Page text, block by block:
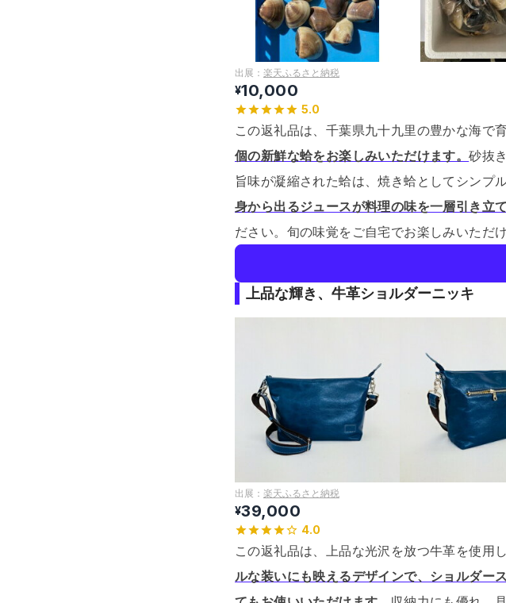
出展： 楽天ふるさと納税
¥10,000
5.0
この返礼品は、千葉県九十九里の豊かな海で
個の新鮮な蛤をお楽しみいただけます。砂抜
旨味が凝縮された蛤は、焼き蛤としてシンプ
身から出るジュースが料理の味を一層引き立て
ださい。 旬の味覚をご自宅でお楽しみいただ
上品な輝き、牛革ショルダーニッキ
出展： 楽天ふるさと納税
¥39,000
4.0
この返礼品は、上品な光沢を放つ牛革を使用
ルな装いにも映えるデザインで、ショルダー